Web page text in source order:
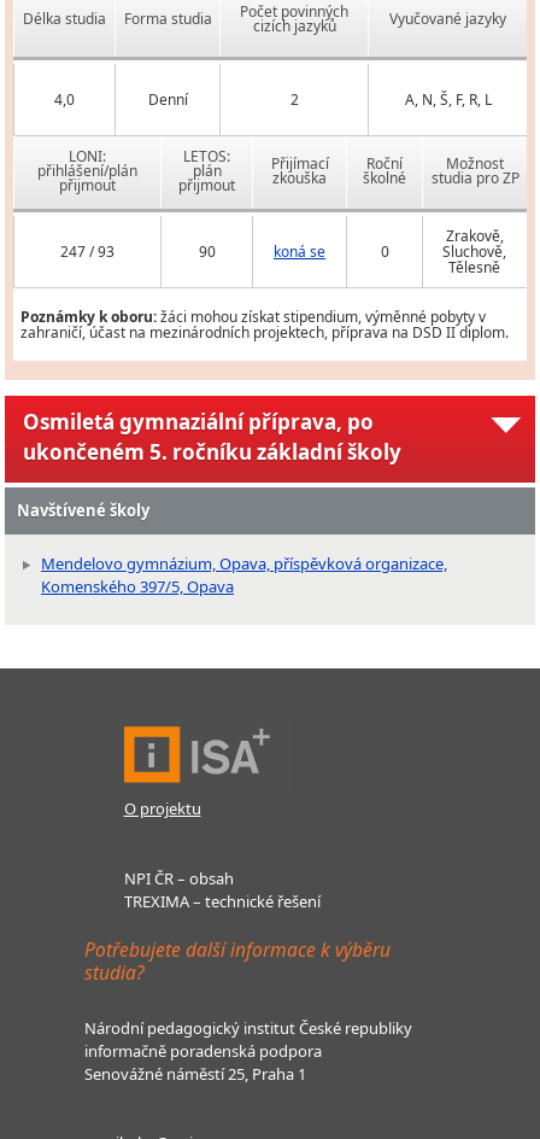
Délka studia Forma studia Počet povinných
cizích jazyků Vyučované jazyky
4,0 Denní 2 A, N, Š, F, R, L
LONI:
přihlášení/plán
přijmout
LETOS:
plán
přijmout
Přijímací
zkouška
Roční
školné
Možnost
studia pro ZP
247 / 93 90 koná se 0
Zrakově,
Sluchově,
Tělesně
Poznámky k oboru:žáci mohou získat stipendium, výměnné pobyty v
zahraničí, účast na mezinárodních projektech, příprava na DSD II diplom.
Osmiletá gymnaziální příprava, po
ukončeném 5. ročníku základní školy
Navštívené školy
Mendelovo gymnázium, Opava, příspěvková organizace,
Komenského 397/5, Opava
O projektu
NPI ČR – obsah
TREXIMA – technické řešení
Potřebujete další informace k výběru
studia?
Národní pedagogický institut České republiky
informačně poradenská podpora
Senovážné náměstí 25, Praha 1